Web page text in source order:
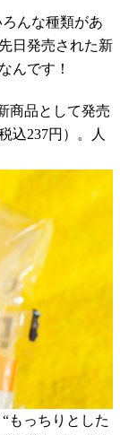
んな種類があ
日発売された新
んです！
商品として発売
込237円）。人
もっちりとした